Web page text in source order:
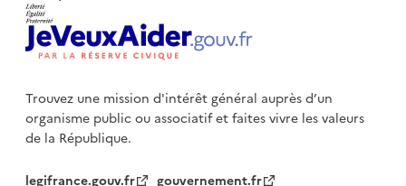
Trouvez une mission d'intérêt général auprès d’un
organisme publicou associatif et faites vivre les valeurs
de la République.
legifrance.gouv.fr gouvernement.fr